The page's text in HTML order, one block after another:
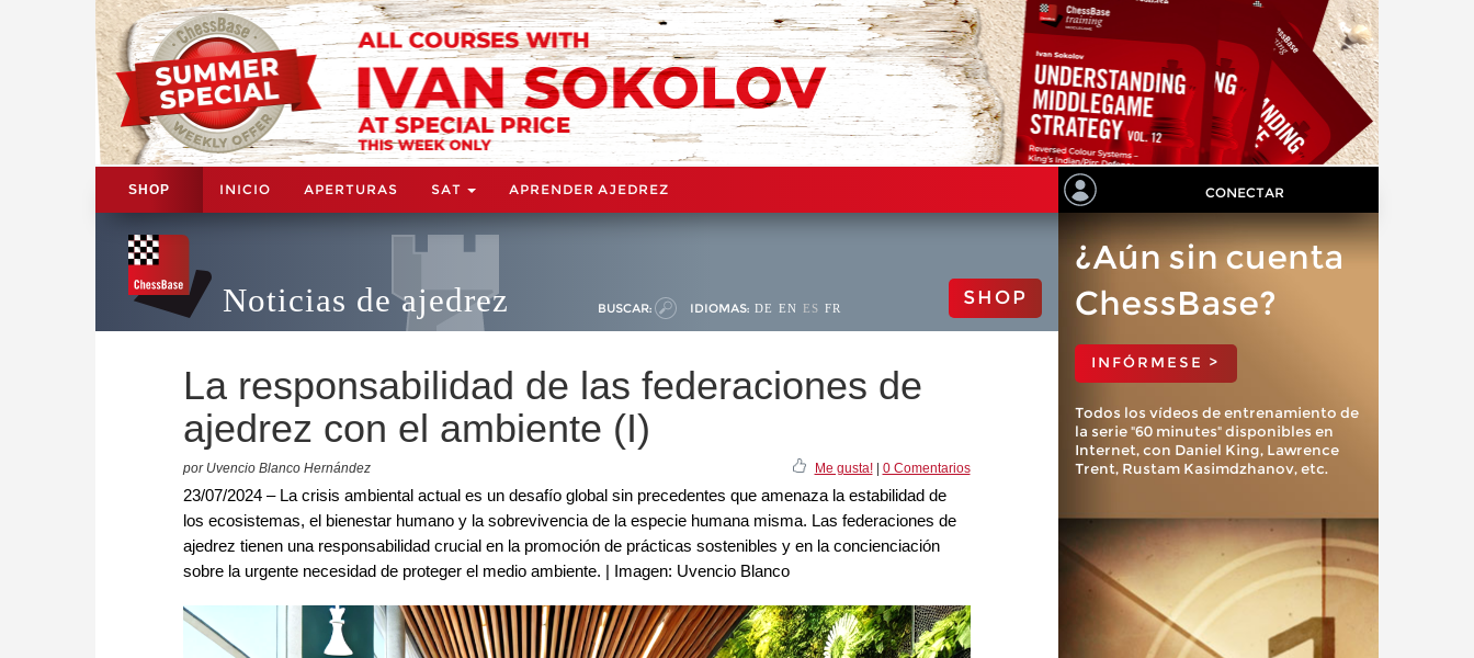
SHOP INICIO APERTURAS SAT APRENDER AJEDREZ CONECTAR
Noticias de ajedrez BUSCAR: IDIOMAS: DE EN ES FR SHOP
La responsabilidad de las federaciones de
ajedrez con el ambiente (I)
por Uvencio Blanco Hernández Me gusta!| 0 Comentarios
23/07/2024 – La crisis ambiental actual es un desafío global sin precedentes que amenaza la estabilidad de
los ecosistemas, el bienestar humano y la sobrevivencia de la especie humana misma. Las federaciones de
ajedrez tienen una responsabilidad crucial en la promoción de prácticas sostenibles y en la concienciación
sobre la urgente necesidad de proteger el medio ambiente. | Imagen: Uvencio Blanco
¿Aún sin cuenta
ChessBase?
INFÓRMESE >
Todos los vídeos de entrenamiento de
la serie "60 minutes" disponibles en
Internet, con Daniel King, Lawrence
Trent, Rustam Kasimdzhanov, etc.